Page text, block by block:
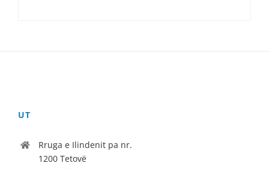
UT
Rruga e Ilindenit pa nr.
1200 Tetovë